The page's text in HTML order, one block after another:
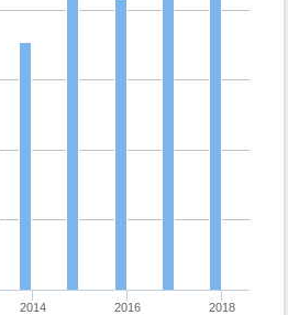
2014 2016 2018